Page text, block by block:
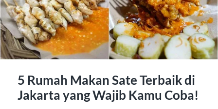
5 Rumah Makan Sate Terbaik di
Jakarta yang Wajib Kamu Coba!